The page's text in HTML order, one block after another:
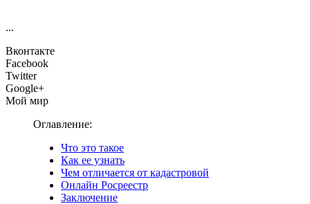
...
Вконтакте
Facebook
Twitter
Google+
Мой мир
Оглавление:
Что это такое
Как ее узнать
Чем отличается от кадастровой
Онлайн Росреестр
Заключение